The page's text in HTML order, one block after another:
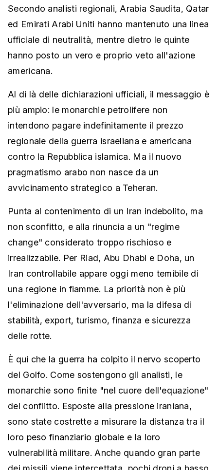
Secondo analisti regionali, Arabia Saudita, Qatar
ed Emirati Arabi Uniti hanno mantenuto una linea
ufficiale di neutralità, mentre dietro le quinte
hanno posto un vero e proprio veto all'azione
americana.
Al di là delle dichiarazioni ufficiali, il messaggio è
più ampio: le monarchie petrolifere non
intendono pagare indefinitamente il prezzo
regionale della guerra israeliana e americana
contro la Repubblica islamica. Ma il nuovo
pragmatismo arabo non nasce da un
avvicinamento strategico a Teheran.
Punta al contenimento di un Iran indebolito, ma
non sconfitto, e alla rinuncia a un "regime
change" considerato troppo rischioso e
irrealizzabile. Per Riad, Abu Dhabi e Doha, un
Iran controllabile appare oggi meno temibile di
una regione in fiamme. La priorità non è più
l'eliminazione dell'avversario, ma la difesa di
stabilità, export, turismo, finanza e sicurezza
delle rotte.
È qui che la guerra ha colpito il nervo scoperto
del Golfo. Come sostengono gli analisti, le
monarchie sono finite "nel cuore dell'equazione"
del conflitto. Esposte alla pressione iraniana,
sono state costrette a misurare la distanza tra il
loro peso finanziario globale e la loro
vulnerabilità militare. Anche quando gran parte